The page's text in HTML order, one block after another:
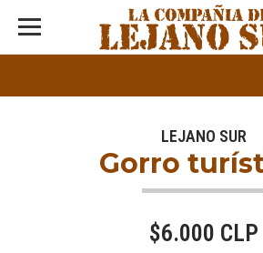
LEJANO SUR
Gorro
$6.000 CLP